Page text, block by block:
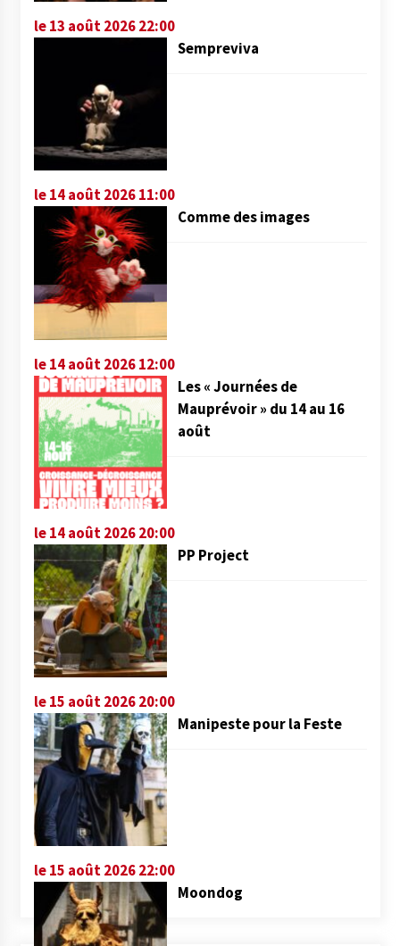
le 13 août 2026 22:00
Sempreviva
le 14 août 2026 11:00
Comme des images
le 14 août 2026 12:00
Les « Journées de
Mauprévoir » du 14 au 16
août
le 14 août 2026 20:00
PP Project
le 15 août 2026 20:00
Manipeste pour la Feste
le 15 août 2026 22:00
Moondog